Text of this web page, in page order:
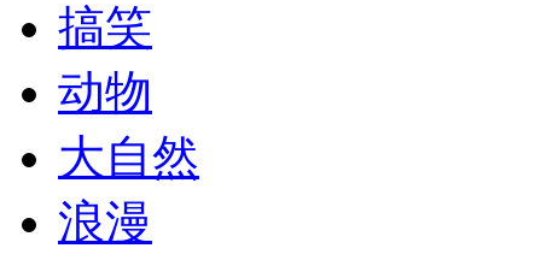
搞笑
动物
大自然
浪漫